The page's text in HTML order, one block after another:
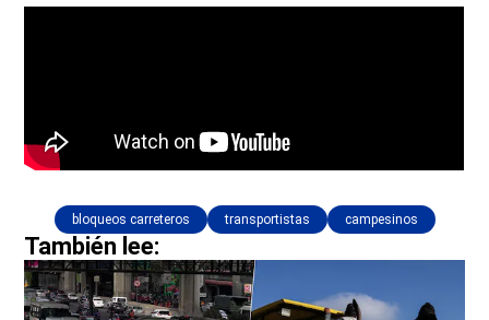
bloqueos carreteros transportistas campesinos
También lee: